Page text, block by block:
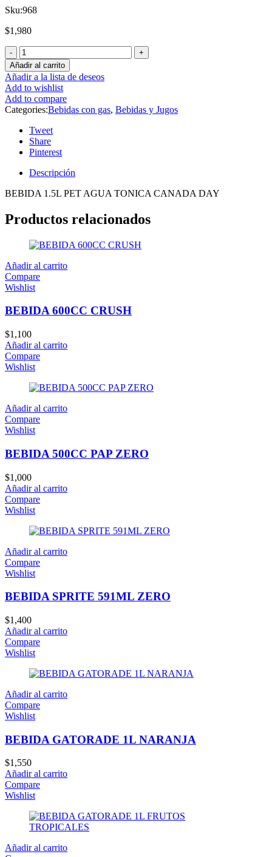
Sku:968
$1,980
Añadir al carrito
Añadir a la lista de deseos
Add to wishlist
Add to compare
Categories:Bebidas con gas, Bebidas y Jugos
Tweet
Share
Pinterest
Descripción
BEBIDA 1.5L PET AGUA TONICA CANADA DAY
Productos relacionados
Añadir al carrito
Compare
Wishlist
BEBIDA 600CC CRUSH
$1,100
Añadir al carrito
Compare
Wishlist
Añadir al carrito
Compare
Wishlist
BEBIDA 500CC PAP ZERO
$1,000
Añadir al carrito
Compare
Wishlist
Añadir al carrito
Compare
Wishlist
BEBIDA SPRITE 591ML ZERO
$1,400
Añadir al carrito
Compare
Wishlist
Añadir al carrito
Compare
Wishlist
BEBIDA GATORADE 1L NARANJA
$1,550
Añadir al carrito
Compare
Wishlist
Añadir al carrito